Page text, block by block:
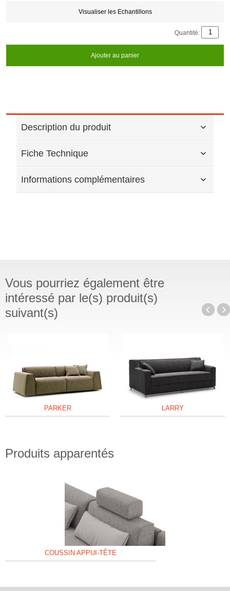
Visualiser les Echantillons
Quantité:
Ajouter au panier
Description du produit
Fiche Technique
Informations complémentaires
Vous pourriez également être
intéressé par le(s) produit(s)
suivant(s)
PARKER LARRY
Produits apparentés
COUSSIN APPUI-TÊTE